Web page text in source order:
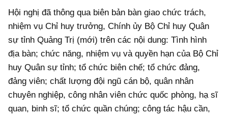
Hội nghị đã thông qua biên bản bàn giao chức trách,
nhiệm vụ Chỉ huy trưởng, Chính ủy Bộ Chỉ huy Quân
sự tỉnh Quảng Trị (mới) trên các nội dung: Tình hình
địa bàn; chức năng, nhiệm vụ và quyền hạn của Bộ Chỉ
huy Quân sự tỉnh; tổ chức biên chế; tổ chức đảng,
đảng viên; chất lượng đội ngũ cán bộ, quân nhân
chuyên nghiệp, công nhân viên chức quốc phòng, hạ sĩ
quan, binh sĩ; tổ chức quần chúng; công tác hậu cần,